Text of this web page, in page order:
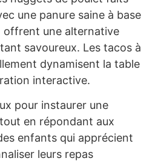
une panure saine à base
offrent une alternative
savoureux. Les tacos à
dynamisent la table
interactive.
pour instaurer une
en répondant aux
enfants qui apprécient
leurs repas